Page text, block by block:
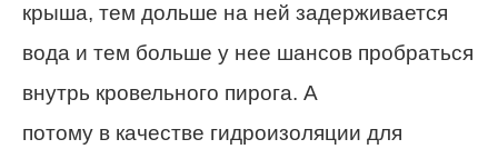
крыша, тем дольше на ней задерживается
вода и тем больше у нее шансов пробраться
внутрь кровельного пирога. А
потому в качестве гидроизоляции для